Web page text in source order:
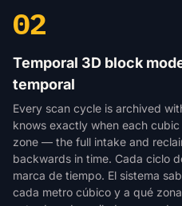
02
Temporal 3D block
temporal
Every scan cycle is archived
knows exactly when each
zone — the full intake and
backwards in time. Cada ciclo
marca de tiempo. El sistema
cada metro cúbico y a qué